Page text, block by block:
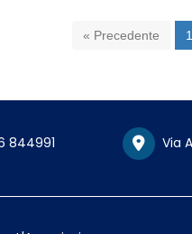
« Precedente 1
844991 Via